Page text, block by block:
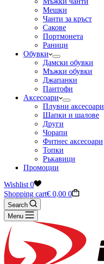
Мешки
Чанти за кръст
Сакове
Портмонета
Раници
Обувки
Дамски обувки
Мъжки обувки
Джапанки
Пантофи
Аксесоари
Плувни аксесоари
Шапки и шалове
Други
Чорапи
Фитнес аксесоари
Топки
Ръкавици
Промоции
Wishlist 0
Shopping cart€ 0,00 0
Search
Menu